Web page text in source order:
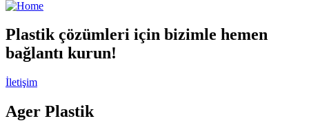
Plastik çözümleri için bizimle hemen
bağlantı kurun!
İletişim
Ager Plastik